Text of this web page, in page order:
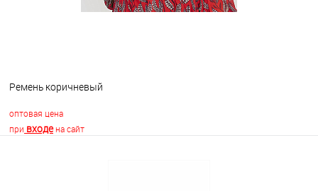
Ремень коричневый
оптовая цена
при входена сайт